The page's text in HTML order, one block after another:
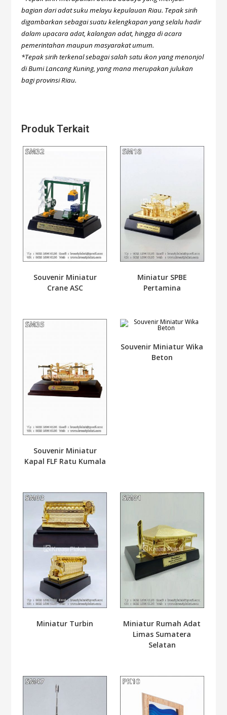
bagian dari adat suku melayu kepulauan Riau. Tepak sirih
digambarkan sebagai suatu kelengkapan yang selalu hadir
dalam upacara adat, kalangan adat, hingga di acara
pemerintahan maupun masyarakat umum.
*Tepak sirih terkenal sebagai salah satu ikon yang menonjol
di Bumi Lancang Kuning, yang mana merupakan julukan
bagi provinsi Riau.
Produk Terkait
Souvenir Miniatur
Crane ASC
Miniatur SPBE
Pertamina
Souvenir Miniatur
Kapal FLF Ratu Kumala
Souvenir Miniatur Wika
Beton
Miniatur Turbin
Miniatur Rumah Adat
Limas Sumatera
Selatan